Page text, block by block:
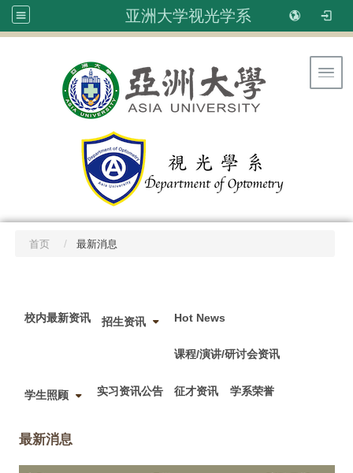
亚洲大学视光学系
首页 最新消息
校内最新资讯 招生资讯 Hot News
课程/演讲/研讨会资讯
学生照顾 实习资讯公告 征才资讯 学系荣誉
最新消息